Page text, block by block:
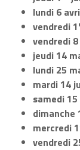
lundi 6
vendredi 1
vendredi
jeudi 14
lundi 25
mardi 14
samedi
dimanche
mercredi
vendredi